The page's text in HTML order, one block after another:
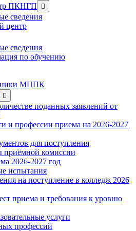
ПКНГП
Show
sub
menu
сведения
центр
сведения
по обучению
МЦПК
Show
sub
menu
поданных заявлений от
и профессии приема на 2026-2027
для поступления
приёмной комиссии
2026-2027 год
испытания
на поступление в колледж 2026
приема и требования к уровню
услуги
профессий